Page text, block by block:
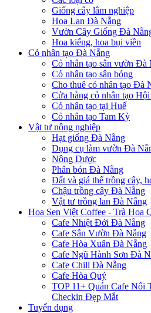
Giống cây lâm nghiệp
Hoa Lan Đà Nẵng
Vườn Cây Giống Đà
Hoa kiểng, hoa bụi viền
Cỏ nhân tạo Đà Nẵng
Cỏ nhân tạo sân vườn Đà
Cỏ nhân tạo sân bóng
Cho thuê cỏ nhân tạo Đà
Cửa hàng cỏ nhân tạo
Cỏ nhân tạo tại Huế
Cỏ nhân tạo Tam Kỳ
Vật tư nông nghiệp
Hạt giống Đà Nẵng
Dụng cụ làm vườn Đà
Nông Dược
Phân bón Đà Nẵng
Đất và giá thể trồng cây,
Chậu trồng cây Đà Nẵng
Vật tư trồng lan Đà Nẵng
Hoa Sen Việt Coffee - Trà Hoa
Cafe Nhiệt Đới Đà Nẵng
Cafe Sân Vườn Đà Nẵng
Cafe Hòa Xuân Đà Nẵng
Cafe Ngũ Hành Sơn Đà
Cafe Chill Đà Nẵng
Cafe Hòa Quý
TOP 11+ Quán Cafe Nổi
Checkin Đẹp Mắt
Tuyển dụng